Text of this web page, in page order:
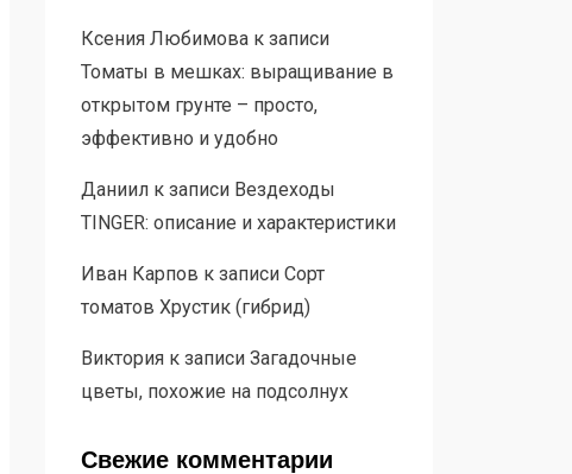
Ксения Любимовак записи
Томаты в мешках: выращивание в
открытом грунте – просто,
эффективно и удобно
Даниилк записи Вездеходы
TINGER: описание и характеристики
Иван Карпов к записи Сорт
томатов Хрустик (гибрид)
Викторияк записи Загадочные
цветы, похожие на подсолнух
Свежие комментарии